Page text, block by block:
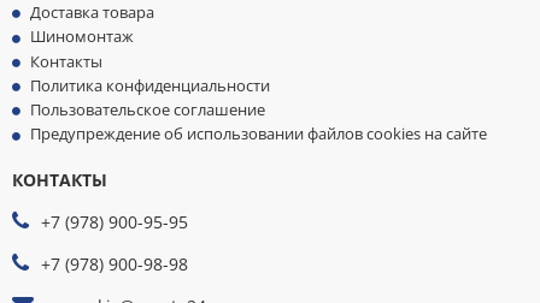
Доставка товара
Шиномонтаж
Контакты
Политика конфиденциальности
Пользовательское соглашение
Предупреждение об использовании файлов cookies на сайте
КОНТАКТЫ
+7 (978) 900-95-95
+7 (978) 900-98-98